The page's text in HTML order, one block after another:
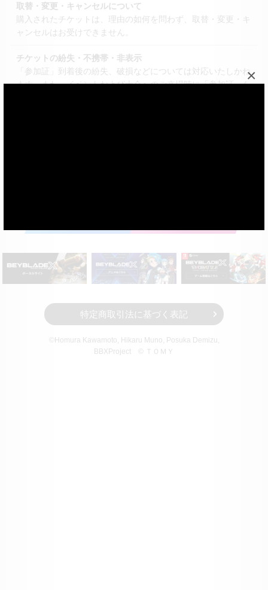
×
取替・変更・キャンセルについて
購入されたチケットは、理由の如何を問わず、取替・変更・キ
ャンセルはお受けできません。
チケットの紛失・不携帯・非表示
「参加証」到着後の紛失、破損などについては対応いたしかね
ます。また、イベントおよび大会へのご来場時に「参加証」を
特定商取引法に基づく表記
©Homura Kawamoto, Hikaru Muno, Posuka Demizu,
BBXProject © ＴＯＭＹ